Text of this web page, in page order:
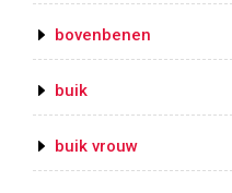
bovenbenen
buik
buik vrouw